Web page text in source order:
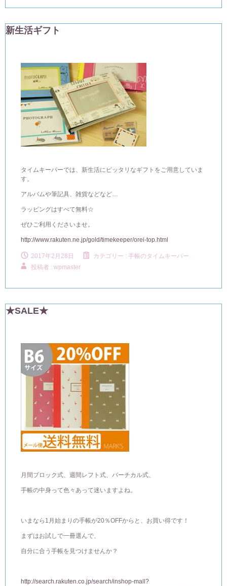
新生活ギフト
タイムキーパーでは、新生活にピッタリなギフトをご用意していま
す。
アルバムや筆記具、雑貨などなど…
ラッピングはすべて無料☆
ぜひご利用くださいませ。
http://www.rakuten.ne.jp/gold/timekeeper/orei-top.html
2017年2月28日 カテゴリー : 手帳のタイムキーパー
投稿者 : wpmaster
★SALE★
月間ブロック式、週間レフト式、バーチカル式、
手帳の中身って色々あって迷いますよね。
いまなら1月始まりの手帳が20％OFFからと、お買い得です！
まずはお試しで一冊選んで、
自分に合う手帳を見つけませんか？
http://search.rakuten.co.jp/search/inshop-mall?